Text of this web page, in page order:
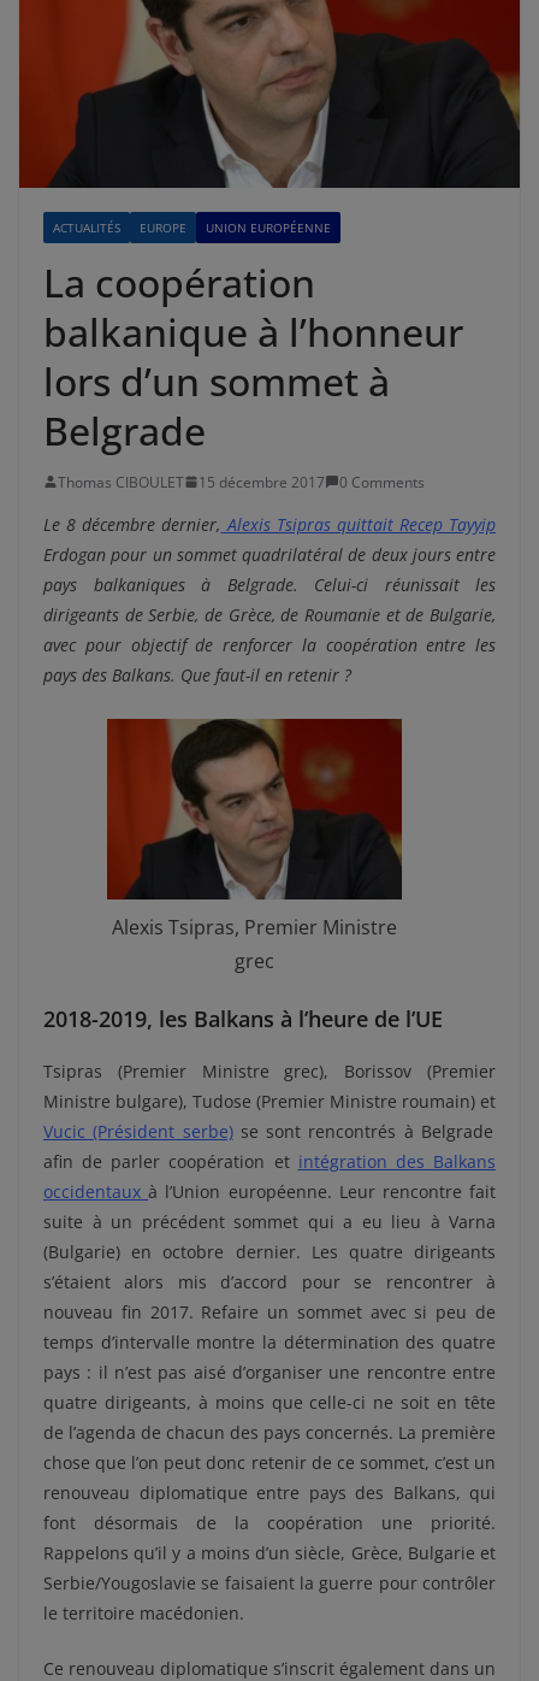
ACTUALITÉS EUROPE UNION EUROPÉENNE
La coopération
balkanique à l’honneur
lors d’un sommet à
Belgrade
Thomas CIBOULET 15 décembre 2017 0 Comments
Le 8 décembre dernier, Alexis Tsipras quittait Recep Tayyip
Erdogan pour un sommet quadrilatéral de deux jours entre
pays balkaniques à Belgrade. Celui-ci réunissait les
dirigeants de Serbie, de Grèce, de Roumanie et de Bulgarie,
avec pour objectif de renforcer la coopération entre les
pays des Balkans. Que faut-il en retenir ?
Alexis Tsipras, Premier Ministre
grec
2018-2019, les Balkans à l’heure de l’UE
Tsipras (Premier Ministre grec), Borissov (Premier
Ministre bulgare), Tudose (Premier Ministre roumain) et
Vucic (Président serbe)se sont rencontrés à Belgrade
afin de parler coopération et intégration des Balkans
occidentaux à l’Union européenne. Leur rencontre fait
suite à un précédent sommet qui a eu lieu à Varna
(Bulgarie) en octobre dernier. Les quatre dirigeants
s’étaient alors mis d’accord pour se rencontrer à
nouveau fin 2017. Refaire un sommet avec si peu de
temps d’intervalle montre la détermination des quatre
pays : il n’est pas aisé d’organiser une rencontre entre
quatre dirigeants, à moins que celle-ci ne soit en tête
de l’agenda de chacun des pays concernés. La première
chose que l’on peut donc retenir de ce sommet, c’est un
renouveau diplomatique entre pays des Balkans, qui
font désormais de la coopération une priorité.
Rappelons qu’il y a moins d’un siècle, Grèce, Bulgarie et
Serbie/Yougoslavie se faisaient la guerre pour contrôler
le territoire macédonien.
Ce renouveau diplomatique s’inscrit également dans un